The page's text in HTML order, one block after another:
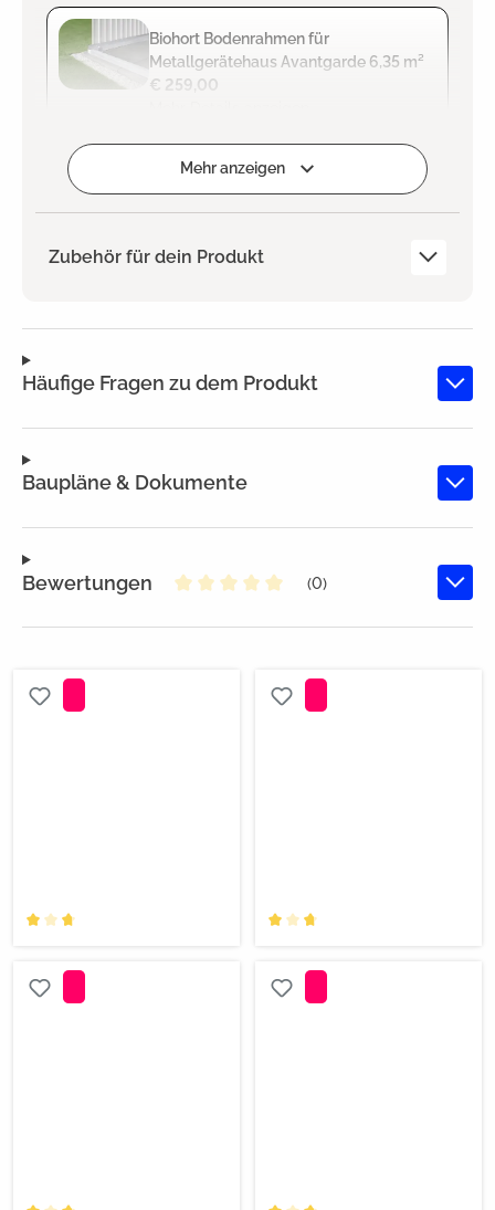
Biohort Bodenrahmen für
Metallgerätehaus Avantgarde 6,35 m²
€ 259,00
Zum Projekt hinzufügen
Mehr anzeigen
Zubehör für dein Produkt
Häufige Fragen zu dem Produkt
Baupläne & Dokumente
Bewertungen
(0)